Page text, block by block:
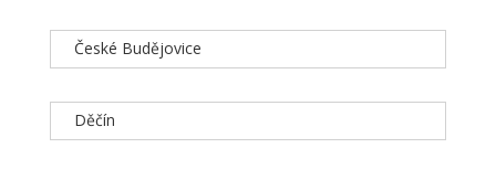
České Budějovice
Děčín